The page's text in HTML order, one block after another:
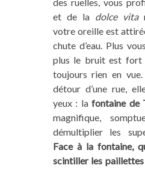
et de la dolce vita
votre oreille est
chute d’eau. Plus
plus le bruit est fort
toujours rien en
détour d’une rue,
yeux : la fontaine de
magnifique,
démultiplier les
Face à la fontaine,
scintiller les